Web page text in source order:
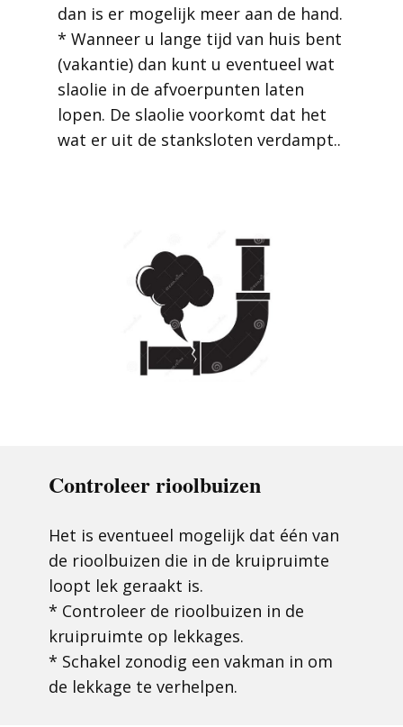
dan is er mogelijk meer aan de hand.
* Wanneer u lange tijd van huis bent
(vakantie) dan kunt u eventueel wat
slaolie in de afvoerpunten laten
lopen. De slaolie voorkomt dat het
wat er uit de stanksloten verdampt..
Controleer rioolbuizen
Het is eventueel mogelijk dat één van
de rioolbuizen die in de kruipruimte
loopt lek geraakt is.
* Controleer de rioolbuizen in de
kruipruimte op lekkages.
* Schakel zonodig een vakman in om
de lekkage te verhelpen.